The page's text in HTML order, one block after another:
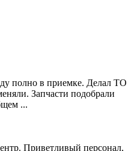
полно в приемке. Делал ТО
Запчасти подобрали
...
Приветливый персонал,